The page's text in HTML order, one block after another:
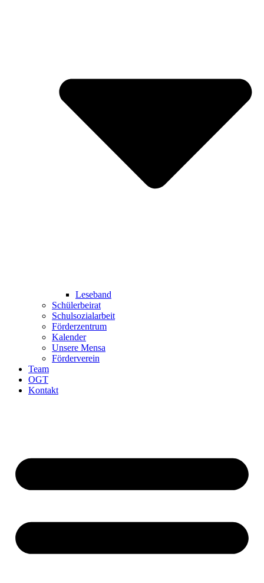
Leseband
Schülerbeirat
Schulsozialarbeit
Förderzentrum
Kalender
Unsere Mensa
Förderverein
Team
OGT
Kontakt